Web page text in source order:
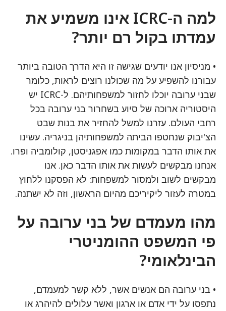
למה ה-ICRC אינו משמיע את
עמדתו בקול רם יותר?
• מניסיון אנו יודעים שגישה זו היא הדרך הטובה ביותר
עבורנו להשפיע על מה שכולנו רוצים לראות, כלומר
שבני ערובה יוכלו לחזור למשפחותיהם. ל-ICRC יש
היסטוריה ארוכה של סיוע בשחרור בני ערובה בכל
רחבי העולם. עזרנו למשל להחזיר את בנות שבט
הצ'יבוק שנחטפו הביתה למשפחותיהן בניגריה. עשינו
את אותו הדבר במקומות כמו אפגניסטן, קולומביה ופרו.
אנחנו מבקשים לעשות את אותו הדבר כאן. אנו
מבקשים לשוב ולמסור למשפחות: לא הפסקנו ללחוץ
במטרה לעזור ליקיריכם מהיום הראשון, וזה לא ישתנה.
מהו מעמדם של בני ערובה על
פי המשפט ההומניטרי
הבינלאומי?
• בני ערובה הם אנשים אשר, ללא קשר למעמדם,
נתפסו על ידי אדם או ארגון ואשר עלולים להיהרג או